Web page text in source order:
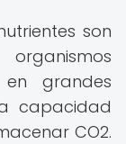
son
grandes
capacidad
CO2.